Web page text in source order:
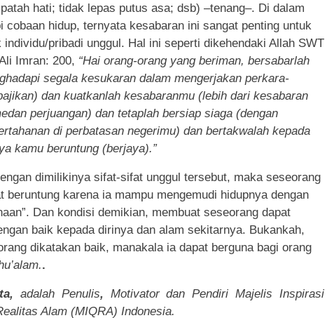
hati; tidak lepas putus asa; dsb) –tenang–. Di dalam
cobaan hidup, ternyata kesabaran ini sangat penting untuk
individu/pribadi unggul. Hal ini seperti dikehendaki Allah SWT
Imran: 200, “Hai orang-orang yang beriman, bersabarlah
segala kesukaran dalam mengerjakan perkara-
dan kuatkanlah kesabaranmu (lebih dari kesabaran
perjuangan) dan tetaplah bersiap siaga (dengan
di perbatasan negerimu) dan bertakwalah kepada
kamu beruntung (berjaya).”
dimilikinya sifat-sifat unggul tersebut, maka seseorang
beruntung karena ia mampu mengemudi hidupnya dengan
Dan kondisi demikian, membuat seseorang dapat
baik kepada dirinya dan alam sekitarnya. Bukankah,
dikatakan baik, manakala ia dapat berguna bagi orang
.
adalah Penulis, Motivator dan Pendiri Majelis Inspirasi
Alam (MIQRA) Indonesia.